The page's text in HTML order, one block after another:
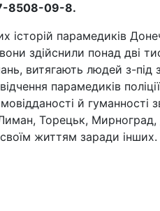
8508-09-8.
історій парамедиків
здійснили понад дві
витягають людей з-під
парамедиків
й
Торецьк,
життям заради інших.